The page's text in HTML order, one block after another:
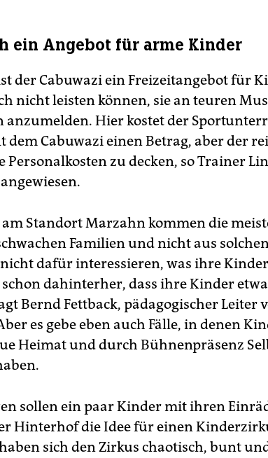
die Mauer an der East Side Gallery zu
Kirche sein. Das Erzbistum Berlin
die Kirche St. Pius zu überlassen, teilte der
mit. Bisher steht das Friedrichshainer Zelt am
Da die Post AG das Grundstück 2013
der Zirkus gehen.
(abo, dpa)
ein Angebot für arme Kinder
der Cabuwazi ein Freizeitangebot für
nicht leisten können, sie an teuren
anzumelden. Hier kostet der
dem Cabuwazi einen Betrag, aber der
Personalkosten zu decken, so Trainer
Standort Marzahn kommen die
Familien und nicht aus
dafür interessieren, was ihre
dahinterher, dass ihre Kinder
Bernd Fettback, pädagogischer Leiter
es gebe eben auch Fälle, in denen
Heimat und durch Bühnenpräsenz
sollen ein paar Kinder mit ihren
Hinterhof die Idee für einen
sich den Zirkus chaotisch, bunt